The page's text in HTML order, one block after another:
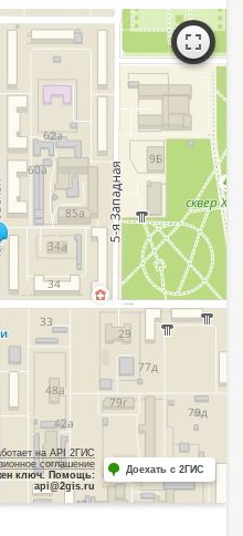
на API 2ГИС
соглашение
ключ. Помощь:
api@2gis.ru
Доехать с 2ГИС